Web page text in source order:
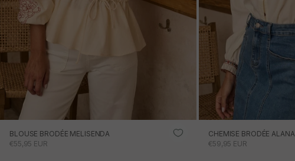
BLOUSE BRODÉE MELISENDA
PRIX PROMOTIONNEL
€55,95 EUR
CHEMISE BRODÉE ALANA
PRIX PROMOTIONNEL
€59,95 EUR